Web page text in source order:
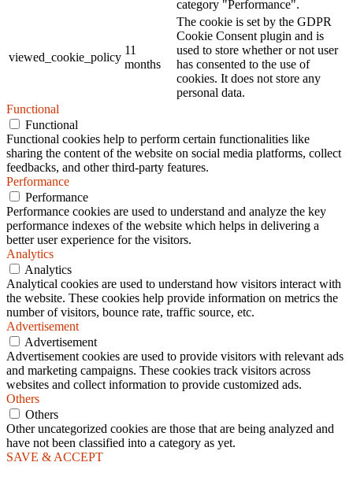
category "Performance".
viewed_cookie_policy
11
months
The cookie is set by the GDPR
Cookie Consent plugin and is
used to store whether or not user
has consented to the use of
cookies. It does not store any
personal data.
Functional
Functional
Functional cookies help to perform certain functionalities like
sharing the content of the website on social media platforms, collect
feedbacks, and other third-party features.
Performance
Performance
Performance cookies are used to understand and analyze the key
performance indexes of the website which helps in delivering a
better user experience for the visitors.
Analytics
Analytics
Analytical cookies are used to understand how visitors interact with
the website. These cookies help provide information on metrics the
number of visitors, bounce rate, traffic source, etc.
Advertisement
Advertisement
Advertisement cookies are used to provide visitors with relevant ads
and marketing campaigns. These cookies track visitors across
websites and collect information to provide customized ads.
Others
Others
Other uncategorized cookies are those that are being analyzed and
have not been classified into a category as yet.
SAVE & ACCEPT